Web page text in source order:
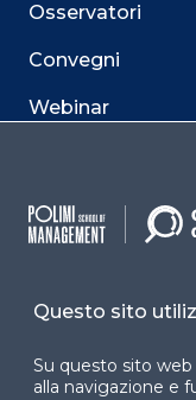
Osservatori
Convegni
Webinar
Questo sito
Su questo sito
alla navigazione e